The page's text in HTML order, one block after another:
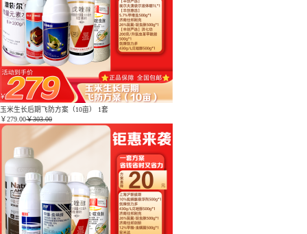
玉米生长后期飞防方案（10亩） 1套
￥279.00￥303.00